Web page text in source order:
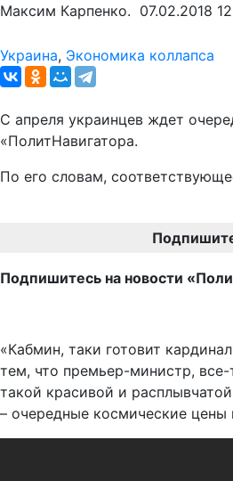
Максим Карпенко. 07.02.2018
Украина, Экономика коллапса
С апреля украинцев ждет
«ПолитНавигатора.
По его словам,
Подпишитесь на новости
«Кабмин, таки готовит
тем, что премьер-министр, все-
такой красивой и
– очередные космические